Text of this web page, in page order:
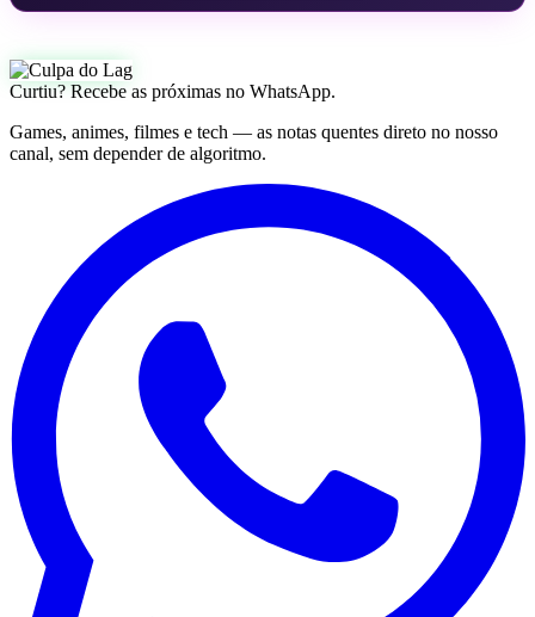
Curtiu? Recebe as próximas no WhatsApp.
Games, animes, filmes e tech — as notas quentes direto no nosso
canal, sem depender de algoritmo.